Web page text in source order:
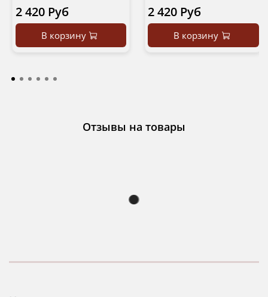
2 420 Руб
В корзину
2 420 Руб
В корзину
Отзывы на товары